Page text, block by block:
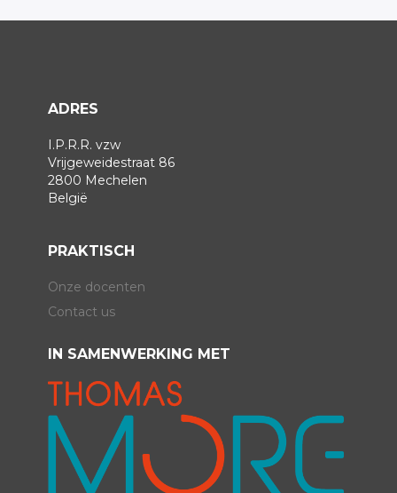
ADRES
I.P.R.R. vzw
Vrijgeweidestraat 86
2800 Mechelen
België
PRAKTISCH
Onze docenten
Contact us
IN SAMENWERKING MET